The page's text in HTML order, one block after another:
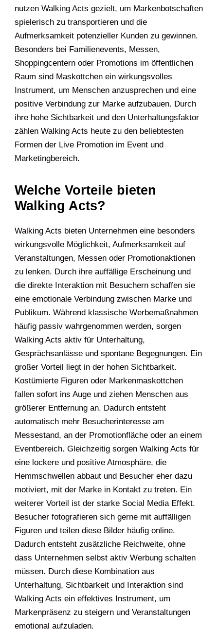
nutzen Walking Acts gezielt, um Markenbotschaften
spielerisch zu transportieren und die
Aufmerksamkeit potenzieller Kunden zu gewinnen.
Besonders bei Familienevents, Messen,
Shoppingcentern oder Promotions im öffentlichen
Raum sind Maskottchen ein wirkungsvolles
Instrument, um Menschen anzusprechen und eine
positive Verbindung zur Marke aufzubauen. Durch
ihre hohe Sichtbarkeit und den Unterhaltungsfaktor
zählen Walking Acts heute zu den beliebtesten
Formen der Live Promotion im Event und
Marketingbereich.
Welche Vorteile bieten
Walking Acts?
Walking Acts bieten Unternehmen eine besonders
wirkungsvolle Möglichkeit, Aufmerksamkeit auf
Veranstaltungen, Messen oder Promotionaktionen
zu lenken. Durch ihre auffällige Erscheinung und
die direkte Interaktion mit Besuchern schaffen sie
eine emotionale Verbindung zwischen Marke und
Publikum. Während klassische Werbemaßnahmen
häufig passiv wahrgenommen werden, sorgen
Walking Acts aktiv für Unterhaltung,
Gesprächsanlässe und spontane Begegnungen. Ein
großer Vorteil liegt in der hohen Sichtbarkeit.
Kostümierte Figuren oder Markenmaskottchen
fallen sofort ins Auge und ziehen Menschen aus
größerer Entfernung an. Dadurch entsteht
automatisch mehr Besucherinteresse am
Messestand, an der Promotionfläche oder an einem
Eventbereich. Gleichzeitig sorgen Walking Acts für
eine lockere und positive Atmosphäre, die
Hemmschwellen abbaut und Besucher eher dazu
motiviert, mit der Marke in Kontakt zu treten. Ein
weiterer Vorteil ist der starke Social Media Effekt.
Besucher fotografieren sich gerne mit auffälligen
Figuren und teilen diese Bilder häufig online.
Dadurch entsteht zusätzliche Reichweite, ohne
dass Unternehmen selbst aktiv Werbung schalten
müssen. Durch diese Kombination aus
Unterhaltung, Sichtbarkeit und Interaktion sind
Walking Acts ein effektives Instrument, um
Markenpräsenz zu steigern und Veranstaltungen
emotional aufzuladen.